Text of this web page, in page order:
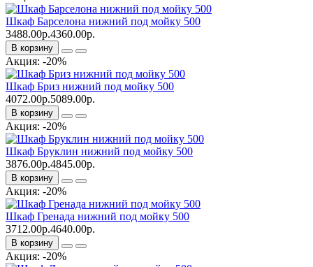
Шкаф Барселона нижний под мойку 500
3488.00р.4360.00р.
В корзину
Акция: -20%
Шкаф Бриз нижний под мойку 500
4072.00р.5089.00р.
В корзину
Акция: -20%
Шкаф Бруклин нижний под мойку 500
3876.00р.4845.00р.
В корзину
Акция: -20%
Шкаф Гренада нижний под мойку 500
3712.00р.4640.00р.
В корзину
Акция: -20%